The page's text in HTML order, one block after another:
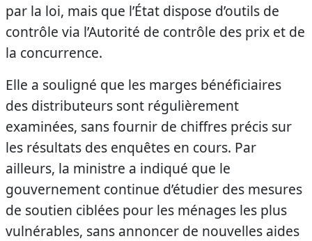
par la loi, mais que l’État dispose d’outils de
contrôle via l’Autorité de contrôle des prix et de
la concurrence.
Elle a souligné que les marges bénéficiaires
des distributeurs sont régulièrement
examinées, sans fournir de chiffres précis sur
les résultats des enquêtes en cours. Par
ailleurs, la ministre a indiqué que le
gouvernement continue d’étudier des mesures
de soutien ciblées pour les ménages les plus
vulnérables, sans annoncer de nouvelles aides